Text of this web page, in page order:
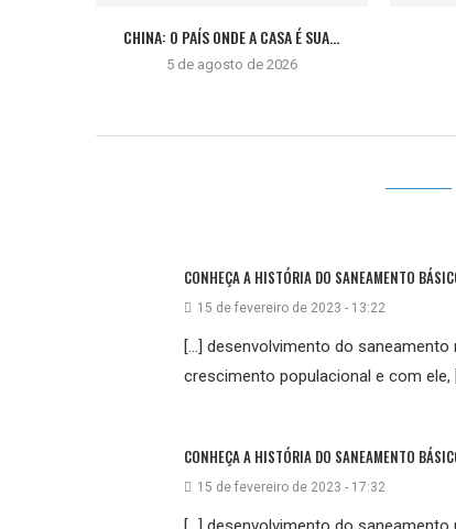
CHINA: O PAÍS ONDE A CASA É SUA...
5 de agosto de 2026
CONHEÇA A HISTÓRIA DO SANEAMENTO
15 de fevereiro de 2023 - 13:22
[…] desenvolvimento do
crescimento populacional e com ele,
CONHEÇA A HISTÓRIA DO SANEAMENTO
15 de fevereiro de 2023 - 17:32